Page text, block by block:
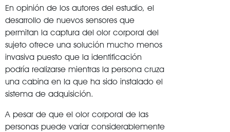
En opinión de los autores del estudio, el
desarrollo de nuevos sensores que
permitan la captura del olor corporal del
sujeto ofrece una solución mucho menos
invasiva puesto que la identificación
podría realizarse mientras la persona cruza
una cabina en la que ha sido instalado el
sistema de adquisición.
A pesar de que el olor corporal de las
personas puede variar considerablemente